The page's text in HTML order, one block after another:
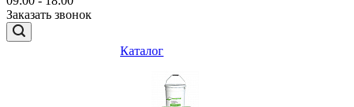
Заказать звонок
Каталог